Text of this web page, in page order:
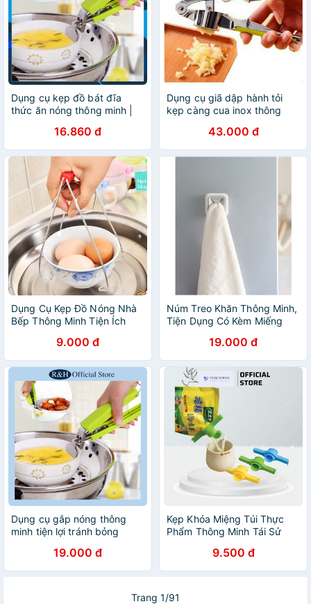
Dụng cụ kẹp đồ bát đĩa
thức ăn nóng thông minh |
16.860 đ
Dụng cụ giã dập hành tỏi
kẹp càng cua inox thông
43.000 đ
Dụng Cụ Kẹp Đồ Nóng Nhà
Bếp Thông Minh Tiện Ích
9.000 đ
Núm Treo Khăn Thông Minh,
Tiện Dụng Có Kèm Miếng
19.000 đ
Dụng cụ gắp nóng thông
minh tiện lợi tránh bỏng
19.000 đ
Kẹp Khóa Miệng Túi Thực
Phẩm Thông Minh Tái Sử
Tomehouse9.500 đ
Trang 1/91